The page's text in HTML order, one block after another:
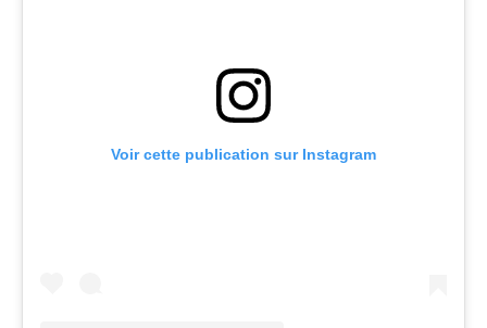
Voir cette publication sur Instagram